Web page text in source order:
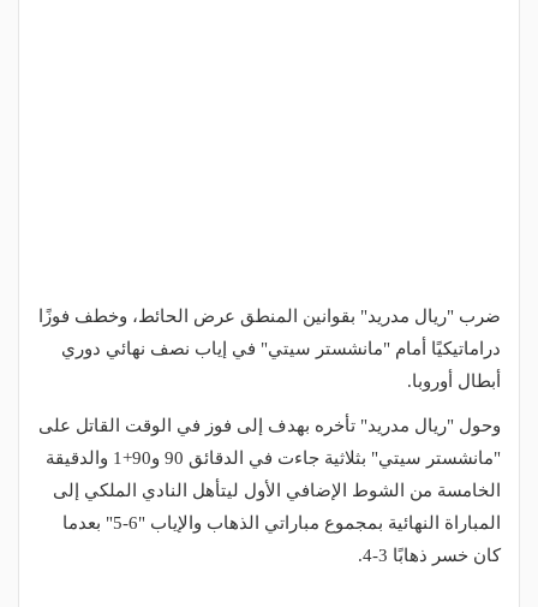
ضرب "ريال مدريد" بقوانين المنطق عرض الحائط، وخطف فوزًا
دراماتيكيًا أمام "مانشستر سيتي" في إياب نصف نهائي دوري
أبطال أوروبا.
وحول "ريال مدريد" تأخره بهدف إلى فوز في الوقت القاتل على
"مانشستر سيتي" بثلاثية جاءت في الدقائق 90 و90+1 والدقيقة
الخامسة من الشوط الإضافي الأول ليتأهل النادي الملكي إلى
المباراة النهائية بمجموع مباراتي الذهاب والإياب "6-5" بعدما
كان خسر ذهابًا 3-4.